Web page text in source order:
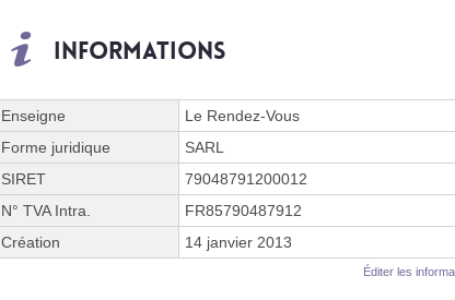
Informations
Enseigne
Le Rendez-Vous
Forme juridique
SARL
SIRET
79048791200012
N° TVA Intra.
FR85790487912
Création
14 janvier 2013
Éditer les